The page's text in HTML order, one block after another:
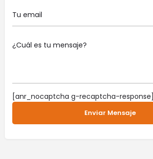
[anr_nocaptcha g-recaptcha-response]